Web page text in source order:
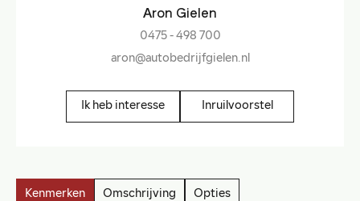
Aron Gielen
0475 - 498 700
aron@autobedrijfgielen.nl
Ik heb interesse Inruilvoorstel
Kenmerken Omschrijving Opties